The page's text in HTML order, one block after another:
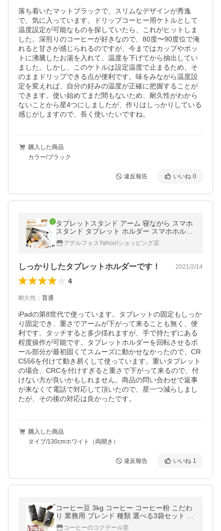
落ち着いたマットブラックで、スリムなデザインが秀逸
で、気に入っています。ドリップコーヒー用ケトルとして
温度設定が可能なものを探していたら、これがヒットしま
した。深煎りのコーヒーが好きなので、80度〜90度位で淹
れると甘さが感じられるのですが、今まではカップやポッ
トに沸騰したお湯を入れて、温度を下げてから抽出してい
ました。しかし、このケトルは設定温度で止まるため、そ
のままドリップできる点が便利です。味をみながら温度設
定を変えれば、自分の好みの温度が正確に把握することが
できます。使い始めてまだ間もないため、耐久性がわから
ないことから星4つにしましたが、作りはしっかりしている
感じがしますので、長く使いたいですね。
購入した商品
カラー/ブラック
違反報告 いいね 0
タブレットスタンド アーム 寝ながら スマホ
スタンド タブレット ホルダー スマホホルダ
ー クランプ スマホ ipad pro 12.9 多機種対応
AH-01 ロングタイプ
アデルフォスYahoo!ショッピング店
しっかりしたタブレットホルダーです！ 2021/2/14
4
耐久性 ： 普通
iPadの第8世代で使っています。タブレットの固定もしっか
り固定でき、重さでアームが下がって来ることも無く、便
利です。タッチすると多少揺れますが、手で持たずにある
程度操作が可能です。タブレットホルダーを回転させるボ
ール部分が最初固くてスムーズに動かせなかったので、CR
C556を付けて動き易くして使っています。重いタブレット
の場合、CRCを付けすぎると重さで下がって来るので、付
けない方が良いかもしれません。商品の問い合わせで返事
が来なくて電話で対応して頂いたので、星一つ減らしまし
たが、その後の対応は良かったです。
購入した商品
タイプ/130cmホワイト（両開き）
違反報告 いいね 1
コーヒー豆 3kg コーヒー コーヒー粉 こだわ
り 業務用 ブレンド 種類 選べる3袋セット 1k
g×3袋 自社焙煎 コクテール堂 美味しい 喫茶
コーヒーのコクテール堂